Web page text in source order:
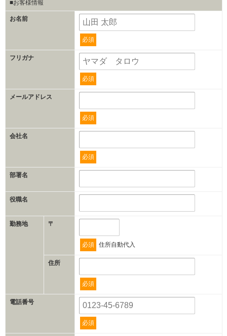
■お客様情報
お名前
必須
フリガナ
必須
メールアドレス
必須
会社名
必須
部署名
役職名
勤務地 〒
必須 住所自動代入
住所
必須
電話番号
必須